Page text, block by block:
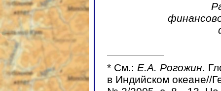
* См.: Е.А. Рогожин.
в Индийском океане//